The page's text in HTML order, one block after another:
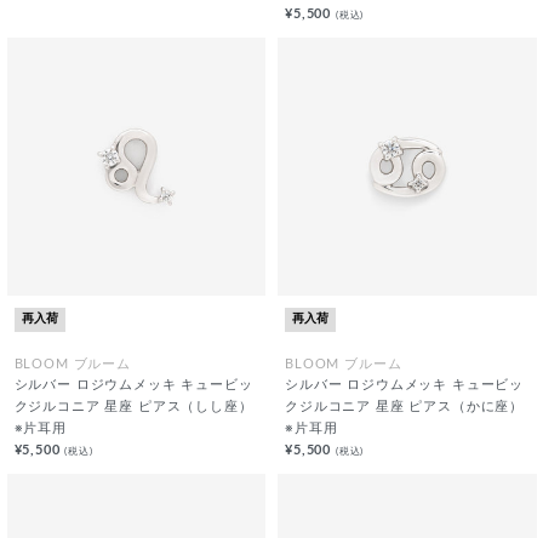
¥5,500 (税込)
再入荷
BLOOM ブルーム
シルバー ロジウムメッキ キュービッ
クジルコニア 星座 ピアス（しし座）
※片耳用
¥5,500(税込)
再入荷
BLOOM ブルーム
シルバー ロジウムメッキ キュービッ
クジルコニア 星座 ピアス（かに座）
※片耳用
¥5,500 (税込)